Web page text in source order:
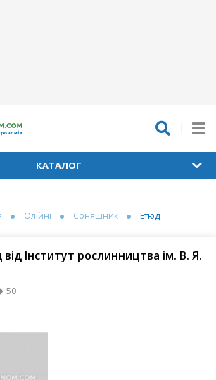
КАТАЛОГ
Олійні Соняшник Етюд
Інститут рослинництва ім. В. Я.
50